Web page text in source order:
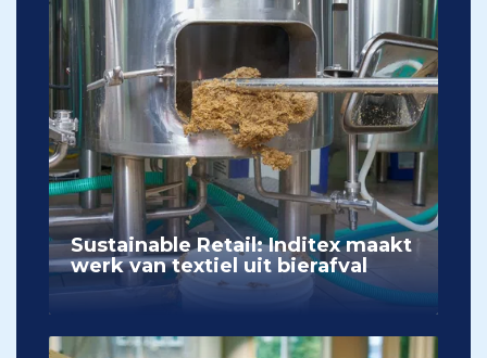
Sustainable Retail: Inditex maakt
werk van textiel uit bierafval